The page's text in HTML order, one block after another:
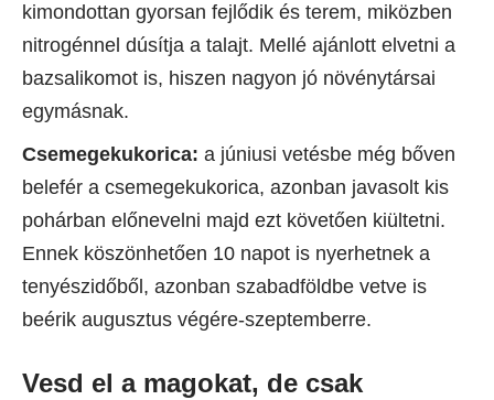
kimondottan gyorsan fejlődik és terem, miközben
nitrogénnel dúsítja a talajt. Mellé ajánlott elvetni a
bazsalikomot is, hiszen nagyon jó növénytársai
egymásnak.
Csemegekukorica: a júniusi vetésbe még bőven
belefér a csemegekukorica, azonban javasolt kis
pohárban előnevelni majd ezt követően kiültetni.
Ennek köszönhetően 10 napot is nyerhetnek a
tenyészidőből, azonban szabadföldbe vetve is
beérik augusztus végére-szeptemberre.
Vesd el a magokat, de csak